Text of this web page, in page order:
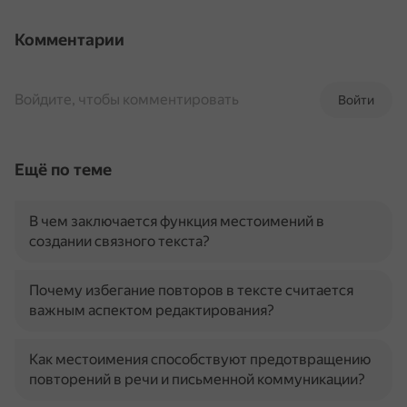
Комментарии
Войти
Войдите, чтобы комментировать
Ещё по теме
В чем заключается функция местоимений в
создании связного текста?
Почему избегание повторов в тексте считается
важным аспектом редактирования?
Как местоимения способствуют предотвращению
повторений в речи и письменной коммуникации?